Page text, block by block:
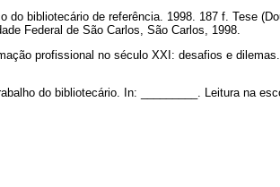
do bibliotecário de referência. 1998. 187 f. Tese
Federal de São Carlos, São Carlos, 1998.
profissional no século XXI: desafios e
do bibliotecário. In: _________. Leitura na